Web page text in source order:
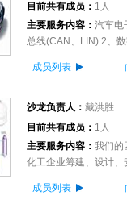
目前共有成员： 1人
主要服务内容： 汽车电
总线(CAN、LIN) 2、
成员列表
沙龙负责人： 戴洪胜
目前共有成员： 1人
主要服务内容： 我们的
化工企业筹建、设计
成员列表